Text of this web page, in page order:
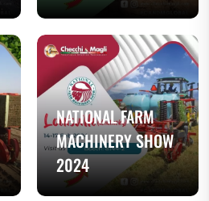
NATIONAL FARM
MACHINERY SHOW
2024